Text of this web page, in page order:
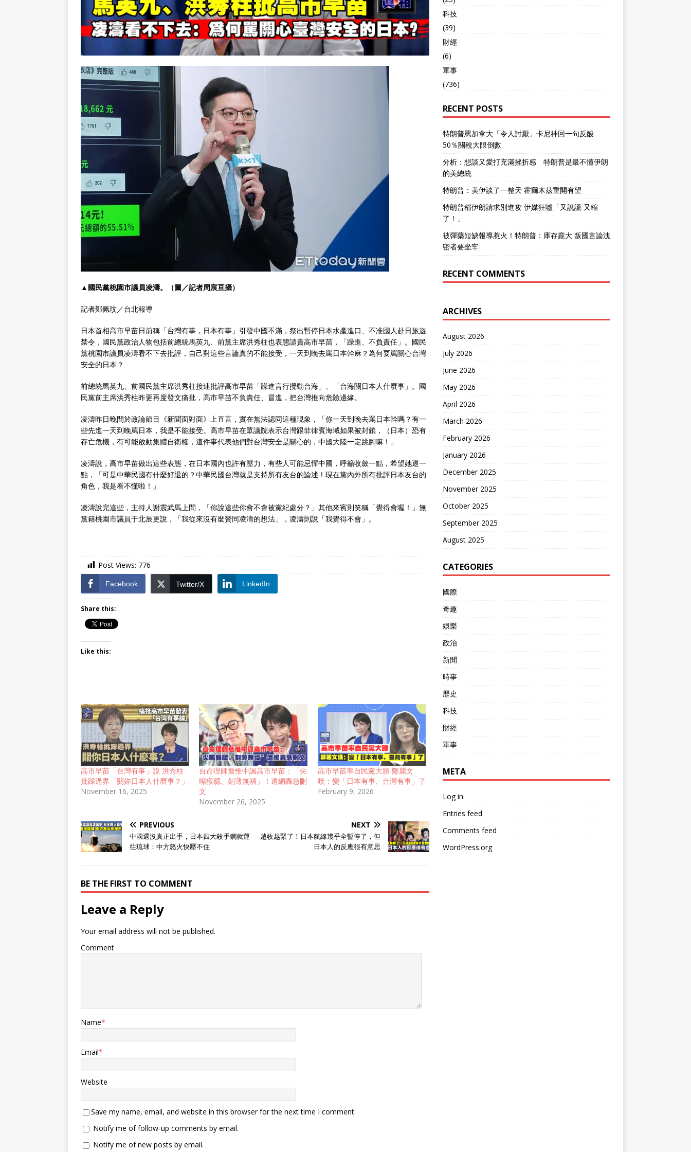
▲國民黨桃園市議員凌濤。（圖／記者周宸亘攝）
記者鄭佩玟／台北報導
日本首相高市早苗日前稱「台灣有事，日本有事」引發中國不滿，祭出暫停日本水產進口、不准國人赴日旅遊
禁令，國民黨政治人物包括前總統馬英九、前黨主席洪秀柱也表態譴責高市早苗，「躁進、不負責任」。國民
黨桃園市議員凌濤看不下去批評，自己對這些言論真的不能接受，一天到晚去罵日本幹麻？為何要罵關心台灣
安全的日本？
前總統馬英九、前國民黨主席洪秀柱接連批評高市早苗「躁進言行攪動台海」、「台海關日本人什麼事」。國
民黨前主席洪秀柱昨更再度發文痛批，高市早苗不負責任、冒進，把台灣推向危險邊緣。
凌濤昨日晚間於政論節目《新聞面對面》上直言，實在無法認同這種現象，「你一天到晚去罵日本幹嗎？有一
些先進一天到晚罵日本，我是不能接受。高市早苗在眾議院表示台灣跟菲律賓海域如果被封鎖，（日本）恐有
存亡危機，有可能啟動集體自衛權，這件事代表他們對台灣安全是關心的，中國大陸一定跳腳嘛！」
凌濤說，高市早苗做出這些表態，在日本國內也許有壓力，有些人可能忌憚中國，呼籲收斂一點，希望她退一
點，「可是中華民國有什麼好退的？中華民國台灣就是支持所有友台的論述！現在黨內外所有批評日本友台的
角色，我是看不懂啦！」
凌濤說完這些，主持人謝震武馬上問，「你說這些你會不會被黨紀處分？」其他來賓則笑稱「覺得會喔！」無
黨籍桃園市議員于北辰更說，「我從來沒有麼贊同凌濤的想法」，凌濤則說「我覺得不會」。
Post Views: 776
Facebook Twitter/X LinkedIn
Share this:
Like this:
高市早苗「台灣有事」說 洪秀柱
批踩過界「關妳日本人什麼事？」
November 16, 2025
台命理師詹惟中諷高市早苗：「尖
嘴猴腮、刻薄無福」！遭網轟急刪
文
November 26, 2025
高市早苗率自民黨大勝 鄭麗文
嘆：變「日本有事、台灣有事」了
February 9, 2026
PREVIOUS
中國還沒真正出手，日本四大殺手鐧就運
往琉球：中方怒火快壓不住
NEXT
越收越緊了！日本航線幾乎全暫停了，但
日本人的反應很有意思
BE THE FIRST TO COMMENT
Leave a Reply
Your email address will not be published.
Comment
Name*
Email*
Website
Save my name, email, and website in this browser for the next time I comment.
Notify me of follow-up comments by email.
Notify me of new posts by email.
科技
(39)
財經
(6)
軍事
(736)
RECENT POSTS
特朗普罵加拿大「令人討厭」卡尼神回一句反酸
50％關稅大限倒數
分析：想談又愛打充滿挫折感 特朗普是最不懂伊朗
的美總統
特朗普：美伊談了一整天 霍爾木茲重開有望
特朗普稱伊朗請求別進攻 伊媒狂噓「又說謊 又縮
了！」
被彈藥短缺報導惹火！特朗普：庫存龐大 叛國言論洩
密者要坐牢
RECENT COMMENTS
ARCHIVES
August 2026
July 2026
June 2026
May 2026
April 2026
March 2026
February 2026
January 2026
December 2025
November 2025
October 2025
September 2025
August 2025
CATEGORIES
國際
奇趣
娛樂
政治
新聞
時事
歷史
科技
財經
軍事
META
Log in
Entries feed
Comments feed
WordPress.org